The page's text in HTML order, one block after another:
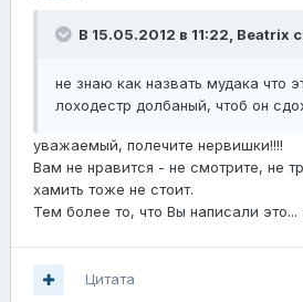
В 15.05.2012 в 11:22, Beatrix
не знаю как назвать мудака что
лоходестр долбаный, чтоб он
уважаемый, полечите нервишки!!!!
Вам не нравится - не смотрите, не
хамить тоже не стоит.
Тем более то, что Вы написали
Цитата